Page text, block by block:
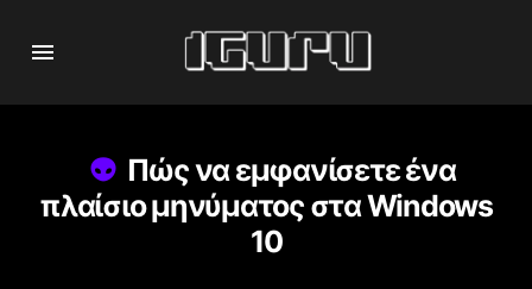
Πώς να εμφανίσετε ένα
πλαίσιο μηνύματος στα Windows
10